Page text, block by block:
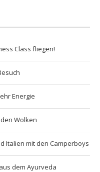
Class fliegen!
Energie
Wolken
Italien mit den Camperboys
dem Ayurveda